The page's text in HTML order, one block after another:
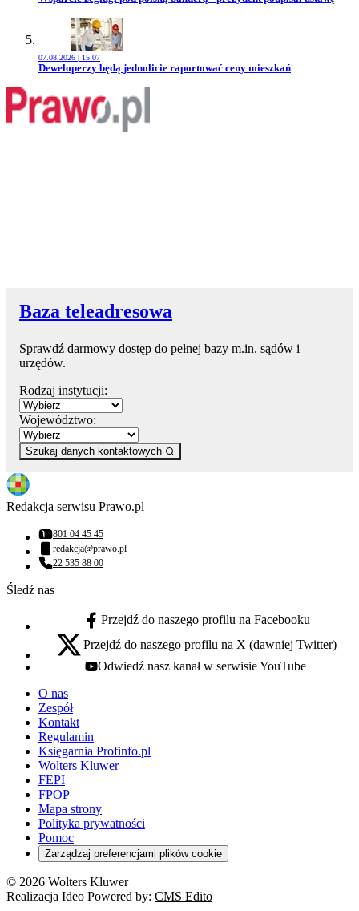
07.08.2026 | 15:07
Przejdź do artykułu:
Deweloperzy będą jednolicie raportować ceny mieszkań
Baza teleadresowa
Sprawdź darmowy dostęp do pełnej bazy m.in. sądów i
urzędów.
Rodzaj instytucji:
Województwo:
Szukaj danych kontaktowych
Redakcja serwisu Prawo.pl
Numer telefonu:
801 04 45 45
Adres email:
redakcja@prawo.pl
Numer telefonu:
22 535 88 00
Śledź nas
facebook - otwiera się w nowej karcie
Przejdź do naszego profilu na Facebooku
x - otwiera się w nowej karcie
Przejdź do naszego profilu na X (dawniej Twitter)
youtube - otwiera się w nowej karcie
Odwiedź nasz kanał w serwisie YouTube
O nas
Zespół
Kontakt
Regulamin
Księgarnia Profinfo.pl
Wolters Kluwer
FEPI
FPOP
Mapa strony
Polityka prywatności
Pomoc
Zarządzaj preferencjami plików cookie
© 2026 Wolters Kluwer
Realizacja Ideo Powered by: CMS Edito